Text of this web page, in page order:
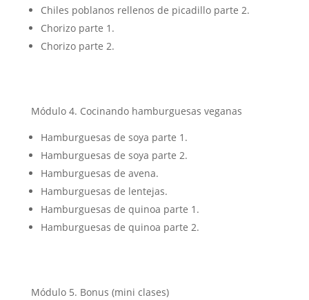
Chiles poblanos rellenos de picadillo parte 2.
Chorizo parte 1.
Chorizo parte 2.
Módulo 4. Cocinando hamburguesas veganas
Hamburguesas de soya parte 1.
Hamburguesas de soya parte 2.
Hamburguesas de avena.
Hamburguesas de lentejas.
Hamburguesas de quinoa parte 1.
Hamburguesas de quinoa parte 2.
Módulo 5. Bonus (mini clases)